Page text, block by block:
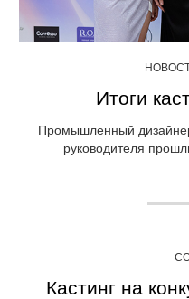
Итоги
Промышленный
руководителя
Кастинг на